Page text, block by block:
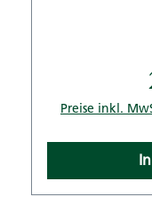
Preise inkl.